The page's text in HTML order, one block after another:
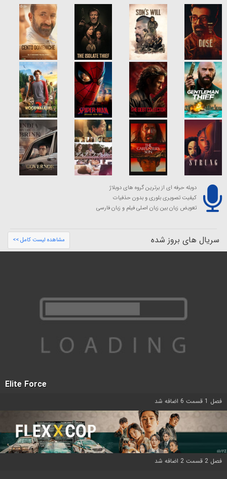
دوبله حرفه ای از برترین گروه های دوبلاژ
کیفیت تصویری بلوری و بدون حذفیات
تعویض زبان بین زبان اصلی فیلم و زبان فارسی
سریال های بروز شده مشاهده لیست کامل >>
Elite Force
فصل 1 قسمت 6 اضافه شد
فصل 2 قسمت 2 اضافه شد